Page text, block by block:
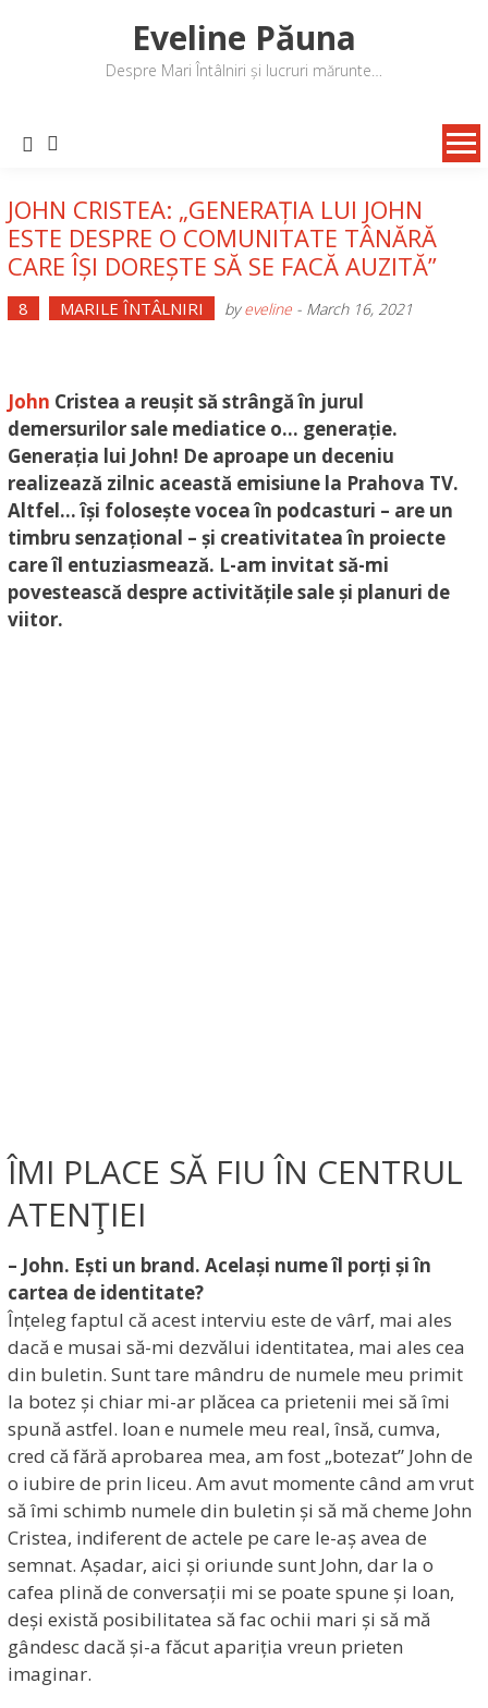
Eveline Păuna
Despre Mari Întâlniri și lucruri mărunte…
JOHN CRISTEA: „GENERAȚIA LUI JOHN
ESTE DESPRE O COMUNITATE TÂNĂRĂ
CARE ÎȘI DOREȘTE SĂ SE FACĂ AUZITĂ”
8 MARILE ÎNTÂLNIRI byeveline- March 16, 2021
John Cristea a reușit să strângă în jurul
demersurilor sale mediatice o… generație.
Generația lui John! De aproape un deceniu
realizează zilnic această emisiune la Prahova TV.
Altfel… își folosește vocea în podcasturi – are un
timbru senzațional – și creativitatea în proiecte
care îl entuziasmează. L-am invitat să-mi
povestească despre activitățile sale și planuri de
viitor.
ÎMI PLACE SĂ FIU ÎN CENTRUL
ATENŢIEI
– John. Ești un brand. Același nume îl porți și în
cartea de identitate?
Înțeleg faptul că acest interviu este de vârf, mai ales
dacă e musai să-mi dezvălui identitatea, mai ales cea
din buletin. Sunt tare mândru de numele meu primit
la botez și chiar mi-ar plăcea ca prietenii mei să îmi
spună astfel. Ioan e numele meu real, însă, cumva,
cred că fără aprobarea mea, am fost „botezat” John de
o iubire de prin liceu. Am avut momente când am vrut
să îmi schimb numele din buletin și să mă cheme John
Cristea, indiferent de actele pe care le-aș avea de
semnat. Așadar, aici și oriunde sunt John, dar la o
cafea plină de conversații mi se poate spune și Ioan,
deși există posibilitatea să fac ochii mari și să mă
gândesc dacă și-a făcut apariția vreun prieten
imaginar.